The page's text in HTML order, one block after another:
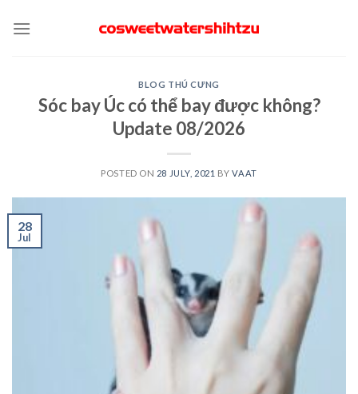
BLOG THÚ CƯNG
Sóc bay Úc có thể bay được không?
Update 08/2026
POSTED ON 28 JULY, 2021 BYVAAT
28
Jul